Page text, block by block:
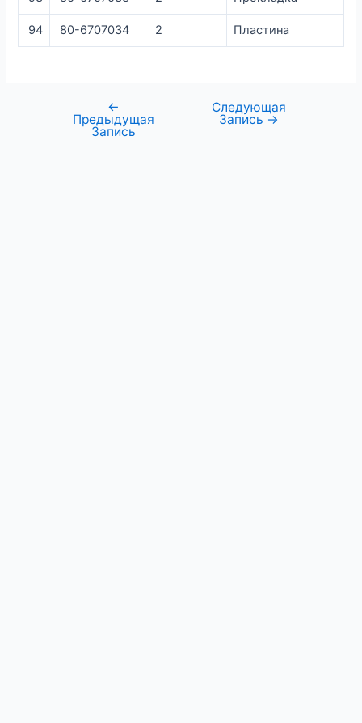
94 80-6707034 2 Пластина
←
Предыдущая
Запись
Следующая
Запись →